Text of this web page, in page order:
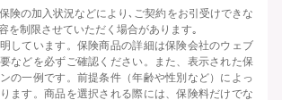
険の加入状況などにより､ご契約をお引受けできな
を制限させていただく場合があります｡
しています。保険商品の詳細は保険会社のウェブ
などを必ずご確認ください。また、表示された保
の一例です。前提条件（年齢や性別など）によっ
ます。商品を選択される際には、保険料だけでな